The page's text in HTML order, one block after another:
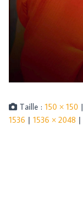
Taille : 150 × 150 |
1536 | 1536 × 2048 |